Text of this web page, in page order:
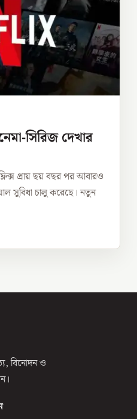
সিরিজ দেখার
প্রায় ছয় বছর পর আবারও
সুবিধা চালু করেছে। নতুন
বিনোদন ও